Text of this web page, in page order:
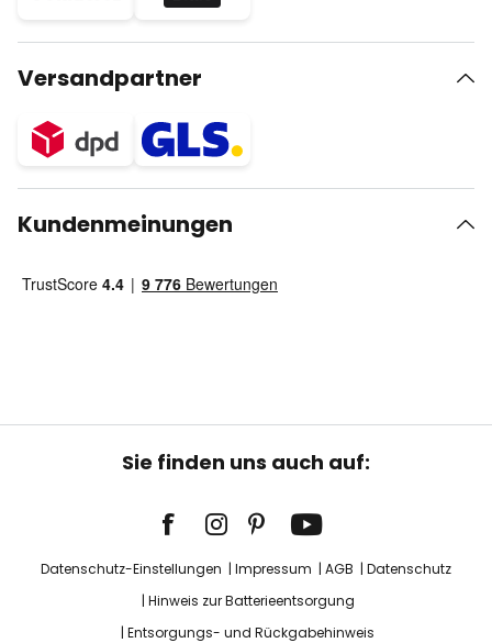
Versandpartner
Kundenmeinungen
Sie finden uns auch auf:
Datenschutz-Einstellungen Impressum AGB
Datenschutz
Hinweis zur Batterieentsorgung
Entsorgungs- und Rückgabehinweis